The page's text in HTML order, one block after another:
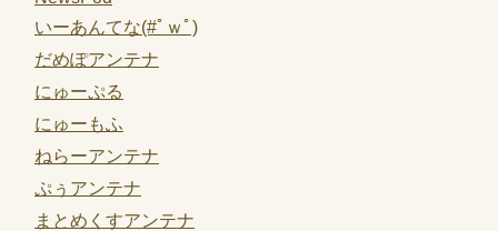
いーあんてな(#ﾟｗﾟ)
だめぽアンテナ
にゅーぷる
にゅーもふ
ねらーアンテナ
ぷぅアンテナ
まとめくすアンテナ